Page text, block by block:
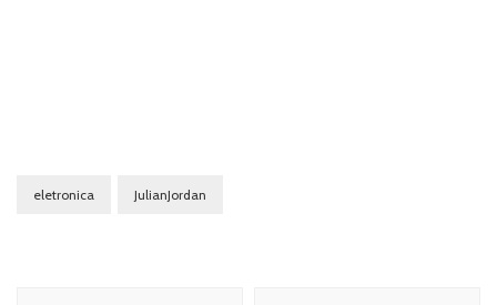
eletronica JulianJordan